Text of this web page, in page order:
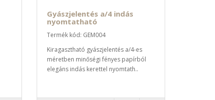
Gyászjelentés a/4 indás
nyomtatható
Termék kód: GEM004
Kiragasztható gyászjelentés a/4-es
méretben minőségi fényes papírból
elegáns indás kerettel nyomtath..